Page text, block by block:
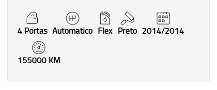
4 Portas Automatico Flex Preto 2014/2014
155000 KM